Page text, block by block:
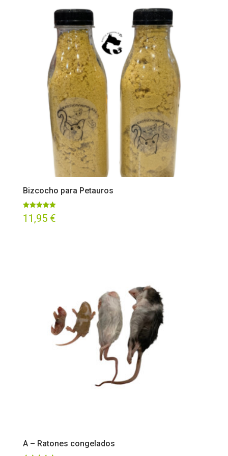
Bizcocho para Petauros
Valorado
11,95 €
A – Ratones congelados